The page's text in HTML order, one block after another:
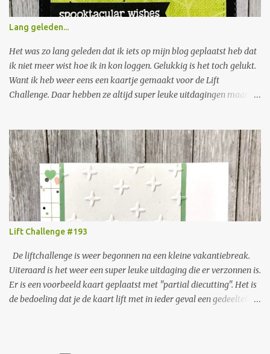
van Nellie Snellen Stempels van Inque Boutique Op zaterdag 30
januari maak ik de winnaar van de blog candy bekend. I find the
first two months of the New Year always terribly insipid. No
holidays, no parties and no more gifts (unless you spoil yourself).
To brighten up these...
Lang geleden...
Het was zo lang geleden dat ik iets op mijn blog geplaatst heb dat
ik niet meer wist hoe ik in kon loggen. Gelukkig is het toch gelukt.
Want ik heb weer eens een kaartje gemaakt voor de Lift
Challenge. Daar hebben ze altijd super leuke uitdagingen maar ik
is de bedoeling om daar de lay out van te liften. In dit geval
betekende dat er onderin de kaart een rand met beestjes,
bloemetjes of ander leuks moest komen en daarboven een tekstje.
Het is niet de bedoeling om de hele kaart te vullen. Ik ben voor een
kaart met het Halloween thema gegaan. Ik doe thuis verder niets
aan Halloween maar er kaarten voor maken vind ik erg leuk. Ik
weet niet precies waar hem dat in zit. De kleuren misschien. Dit is
wat ik ervan heb gemaakt:
Lift Challenge #193
De liftchallenge is weer begonnen na een kleine vakantiebreak.
Uiteraard is het weer een super leuke uitdaging die er verzonnen is.
Er is een voorbeeld kaart geplaatst met "partial diecutting". Het is
de bedoeling dat je de kaart lift met in ieder geval een gedeeltelijke